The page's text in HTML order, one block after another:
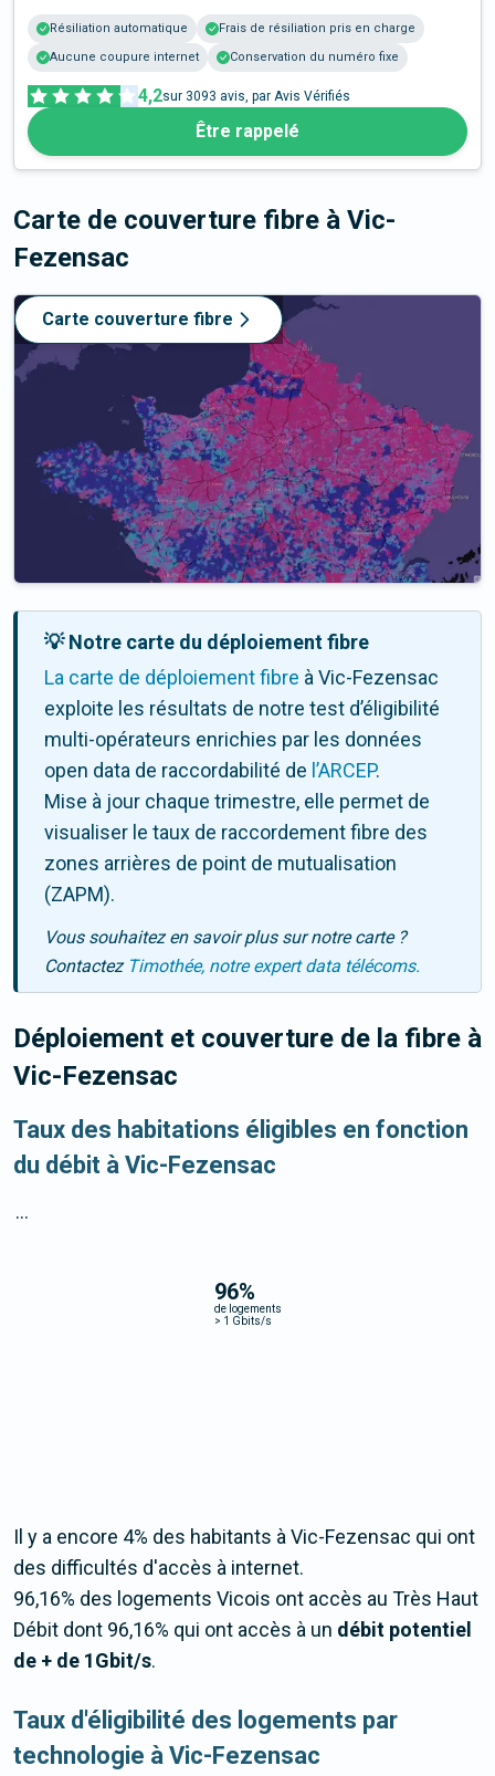
Résiliation automatique
Frais de résiliation pris en charge
Aucune coupure internet
Conservation du numéro fixe
4,2sur 3093 avis, par Avis Vérifiés
Être rappelé
Carte de couverture fibre à Vic-
Fezensac
Carte couverture fibre
💡 Notre carte du déploiement fibre
La carte de déploiement fibre à Vic-Fezensac
exploite les résultats de notre test d’éligibilité
multi-opérateurs enrichies par les données
open data de raccordabilité de l’ARCEP.
Mise à jour chaque trimestre, elle permet de
visualiser le taux de raccordement fibre des
zones arrières de point de mutualisation
(ZAPM).
Vous souhaitez en savoir plus sur notre carte ?
Contactez Timothée, notre expert data télécoms.
Déploiement et couverture de la fibre à
Vic-Fezensac
Taux des habitations éligibles en fonction
du débit à Vic-Fezensac
96%
de logements
> 1 Gbits/s
...
Il y a encore 4% des habitants à Vic-Fezensac qui ont
des difficultés d'accès à internet.
96,16% des logements Vicois ont accès au Très Haut
Débit dont 96,16% qui ont accès à un débit potentiel
de + de 1Gbit/s.
Taux d'éligibilité des logements par
technologie à Vic-Fezensac